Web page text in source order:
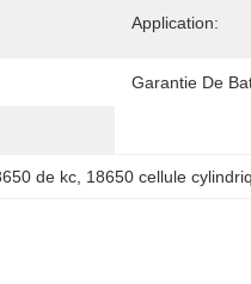
Application:
Garantie De
de kc, 18650 cellule